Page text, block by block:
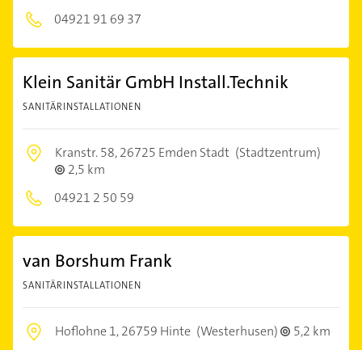
04921 91 69 37
Klein Sanitär GmbH Install.Technik
SANITÄRINSTALLATIONEN
Kranstr. 58,26725 Emden Stadt (Stadtzentrum)
2,5 km
04921 2 50 59
van Borshum Frank
SANITÄRINSTALLATIONEN
Hoflohne 1,26759 Hinte (Westerhusen)
5,2 km